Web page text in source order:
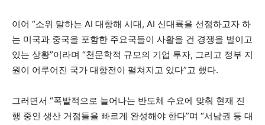
이어 “소위 말하는 AI 대항해 시대, AI 신대륙을 선점하고자 하
는 미국과 중국을 포함한 주요국들이 사활을 건 경쟁을 벌이고
있는 상황”이라며 “천문학적 규모의 기업 투자, 그리고 정부 지
원이 어루어진 국가 대항전이 펼쳐지고 있다”고 했다.
그러면서 “폭발적으로 늘어나는 반도체 수요에 맞춰 현재 진
행 중인 생산 거점들을 빠르게 완성해야 한다”며 “서남권 등 대